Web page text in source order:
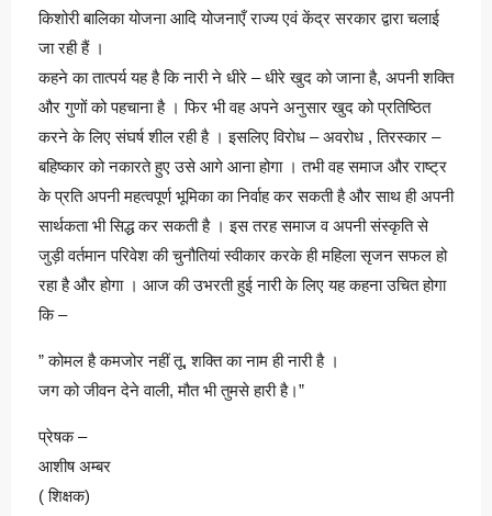
किशोरी बालिका योजना आदि योजनाएँ राज्य एवं केंद्र सरकार द्वारा चलाई
जा रही हैं ।
कहने का तात्पर्य यह है कि नारी ने धीरे – धीरे खुद को जाना है, अपनी शक्ति
और गुणों को पहचाना है । फिर भी वह अपने अनुसार खुद को प्रतिष्ठित
करने के लिए संघर्ष शील रही है । इसलिए विरोध – अवरोध , तिरस्कार –
बहिष्कार को नकारते हुए उसे आगे आना होगा । तभी वह समाज और राष्ट्र
के प्रति अपनी महत्वपूर्ण भूमिका का निर्वाह कर सकती है और साथ ही अपनी
सार्थकता भी सिद्ध कर सकती है । इस तरह समाज व अपनी संस्कृति से
जुड़ी वर्तमान परिवेश की चुनौतियां स्वीकार करके ही महिला सृजन सफल हो
रहा है और होगा । आज की उभरती हुई नारी के लिए यह कहना उचित होगा
कि –
” कोमल है कमजोर नहीं तू, शक्ति का नाम ही नारी है ।
जग को जीवन देने वाली, मौत भी तुमसे हारी है।”
प्रेषक –
आशीष अम्बर
( शिक्षक)